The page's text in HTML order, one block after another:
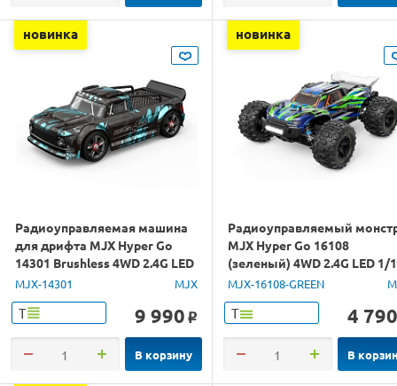
новинка
Радиоуправляемая машина
для дрифта MJX Hyper Go
14301 Brushless 4WD 2.4G LED
1/14 RTR
MJX-14301 MJX
Т 9 990 o
В корзину
новинка
Радиоуправляемый
MJX Hyper Go 16108
(зеленый) 4WD 2.4G LED 1/
RTR
MJX-16108-GREEN
Т 4 790
В